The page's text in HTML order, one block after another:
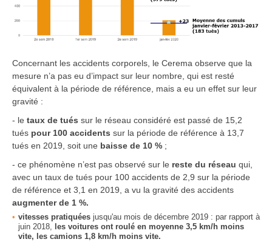
Concernant les accidents corporels, le Cerema observe que la
mesure n’a pas eu d’impact sur leur nombre, qui est resté
équivalent à la période de référence, mais a eu un effet sur leur
gravité :
- le taux de tués sur le réseau considéré est passé de 15,2
tués pour 100 accidents sur la période de référence à 13,7
tués en 2019, soit une baisse de 10 % ;
- ce phénomène n’est pas observé sur le reste du réseau qui,
avec un taux de tués pour 100 accidents de 2,9 sur la période
de référence et 3,1 en 2019, a vu la gravité des accidents
augmenter de 1 %.
vitesses pratiquées jusqu'au mois de décembre 2019 : par rapport à
juin 2018, les voitures ont roulé en moyenne 3,5 km/h moins
vite, les camions 1,8 km/h moins vite.